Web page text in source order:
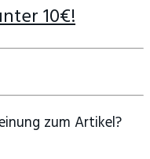
10€!
zum Artikel?